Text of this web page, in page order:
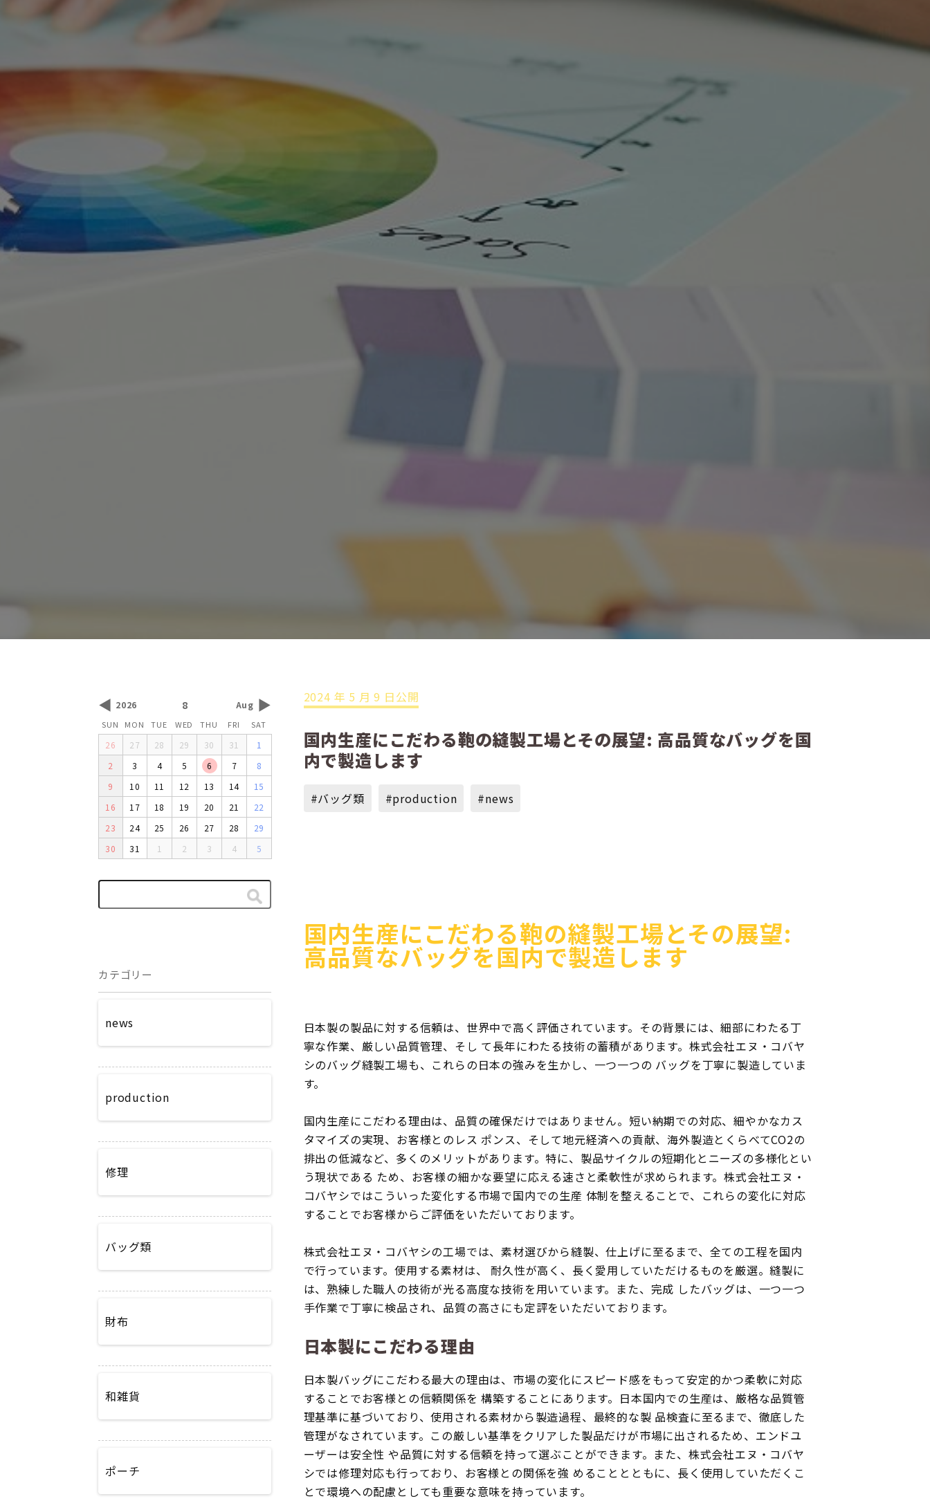
◀ 2026 8 Aug ▶
SUN MON TUE WED THU FRI SAT
26 27 28 29 30 31
1
2
3 4 5 6 7
8
9
10 11 12 13 14
15
16
17 18 19 20 21
22
23
24 25 26 27 28
29
30
31 1 2 3 4 5
カテゴリー
news
production
修理
バッグ類
財布
和雑貨
ポーチ
2024 年 5 月 9 日公開
国内生産にこだわる鞄の縫製工場とその展望: 高品質なバッグを国
内で製造します
#バッグ類 #production #news
国内生産にこだわる鞄の縫製工場とその展望:
高品質なバッグを国内で製造します
日本製の製品に対する信頼は、世界中で高く評価されています。その背景には、細部にわたる丁
寧な作業、厳しい品質管理、そし て長年にわたる技術の蓄積があります。株式会社エヌ・コバヤ
シのバッグ縫製工場も、これらの日本の強みを生かし、一つ一つの バッグを丁寧に製造していま
す。
国内生産にこだわる理由は、品質の確保だけではありません。短い納期での対応、細やかなカス
タマイズの実現、お客様とのレス ポンス、そして地元経済への貢献、海外製造とくらべてCO2の
排出の低減など、多くのメリットがあります。特に、製品サイクルの短期化とニーズの多様化とい
う現状である ため、お客様の細かな要望に応える速さと柔軟性が求められます。株式会社エヌ・
コバヤシではこういった変化する市場で国内での生産 体制を整えることで、これらの変化に対応
することでお客様からご評価をいただいております。
株式会社エヌ・コバヤシの工場では、素材選びから縫製、仕上げに至るまで、全ての工程を国内
で行っています。使用する素材は、 耐久性が高く、長く愛用していただけるものを厳選。縫製に
は、熟練した職人の技術が光る高度な技術を用いています。また、完成 したバッグは、一つ一つ
手作業で丁寧に検品され、品質の高さにも定評をいただいております。
日本製にこだわる理由
日本製バッグにこだわる最大の理由は、市場の変化にスピード感をもって安定的かつ柔軟に対応
することでお客様との信頼関係を 構築することにあります。日本国内での生産は、厳格な品質管
理基準に基づいており、使用される素材から製造過程、最終的な製 品検査に至るまで、徹底した
管理がなされています。この厳しい基準をクリアした製品だけが市場に出されるため、エンドユ
ーザーは安全性 や品質に対する信頼を持って選ぶことができます。また、株式会社エヌ・コバヤ
シでは修理対応も行っており、お客様との関係を強 めることとともに、長く使用していただくこ
とで環境への配慮としても重要な意味を持っています。